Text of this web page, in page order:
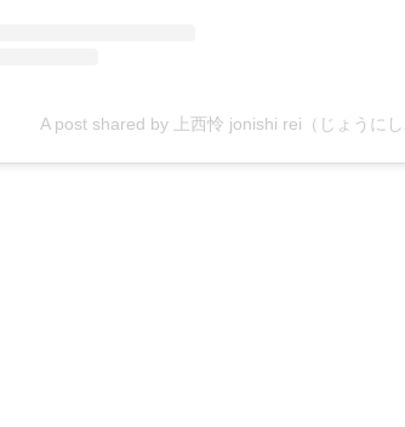
A post shared by 上西怜 jonishi rei（じょうに